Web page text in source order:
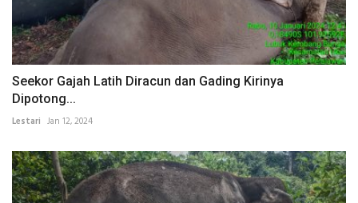
Seekor Gajah Latih Diracun dan Gading Kirinya
Dipotong...
Lestari Jan 12, 2024